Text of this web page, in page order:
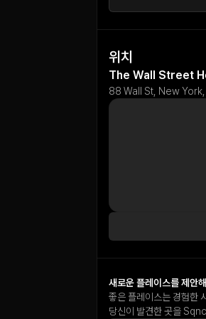
위치
The Wall Street
88 Wall St, New
새로운 플레이스를 제안
좋은 플레이스는 경험한
당신이 발견한 곳을